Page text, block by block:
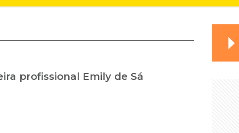
profissional Emily de Sá